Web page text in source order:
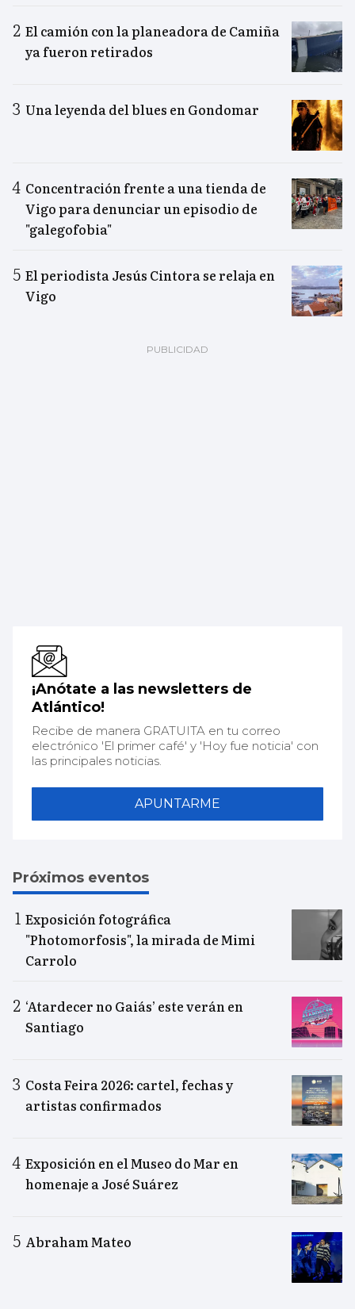
El camión con la planeadora de Camiña
ya fueron retirados
Una leyenda del blues en Gondomar
Concentración frente a una tienda de
Vigo para denunciar un episodio de
"galegofobia"
El periodista Jesús Cintora se relaja en
Vigo
¡Anótate a las newsletters de
Atlántico!
Recibe de manera GRATUITA en tu correo
electrónico 'El primer café' y 'Hoy fue noticia' con
las principales noticias.
APUNTARME
Próximos eventos
Exposición fotográfica
"Photomorfosis", la mirada de Mimi
Carrolo
‘Atardecer no Gaiás’ este verán en
Santiago
Costa Feira 2026: cartel, fechas y
artistas confirmados
Exposición en el Museo do Mar en
homenaje a José Suárez
Abraham Mateo